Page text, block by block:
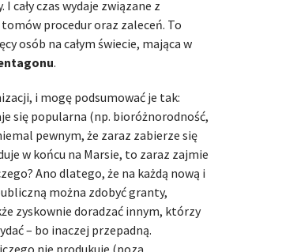
cały czas wydaje związane z
procedur oraz zaleceń. To
osób na całym świecie, mająca w
.
i mogę podsumować je tak:
się popularna (np. bioróżnorodność,
pewnym, że zaraz zabierze się
w końcu na Marsie, to zaraz zajmie
Ano dlatego, że na każdą nową i
można zdobyć granty,
zyskownie doradzać innym, którzy
– bo inaczej przepadną.